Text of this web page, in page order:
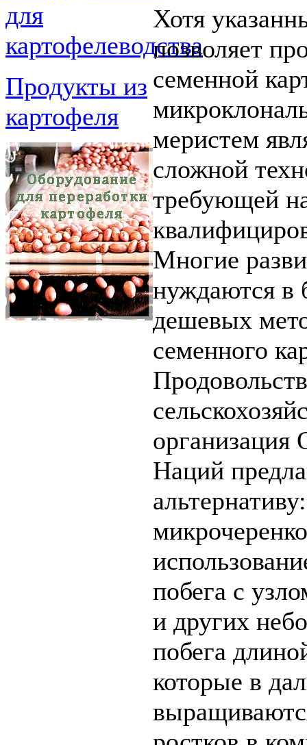
для
картофелеводства
Продукты из
картофеля
Хотя
позволяет
семенной
меристем
сложной
требующей
Многие
нуждаются в
дешевых
семенного
организация
Наций
альтернативу:
побега с
и других
побега
которые в